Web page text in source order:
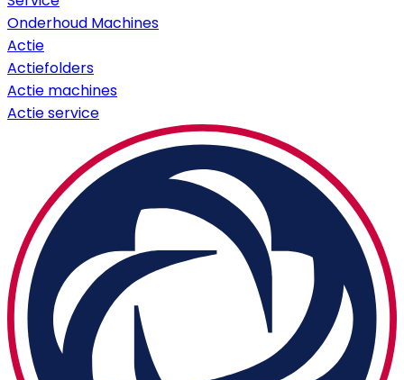
Onderhoud Machines
Actie
Actiefolders
Actie machines
Actie service